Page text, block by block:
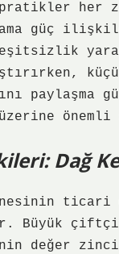
pratikler her
güç
eşitsizlik
paylaşma
üzerine
Dağ
ticari
Büyük çiftçi
değer